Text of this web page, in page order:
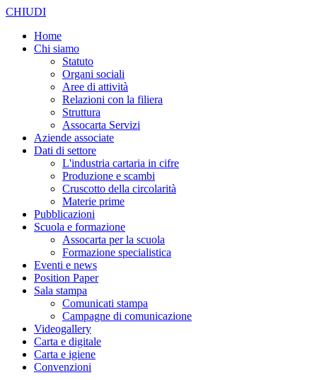
CHIUDI
Home
Chi siamo
Statuto
Organi sociali
Aree di attività
Relazioni con la filiera
Struttura
Assocarta Servizi
Aziende associate
Dati di settore
L'industria cartaria in cifre
Produzione e scambi
Cruscotto della circolarità
Materie prime
Pubblicazioni
Scuola e formazione
Assocarta per la scuola
Formazione specialistica
Eventi e news
Position Paper
Sala stampa
Comunicati stampa
Campagne di comunicazione
Videogallery
Carta e digitale
Carta e igiene
Convenzioni